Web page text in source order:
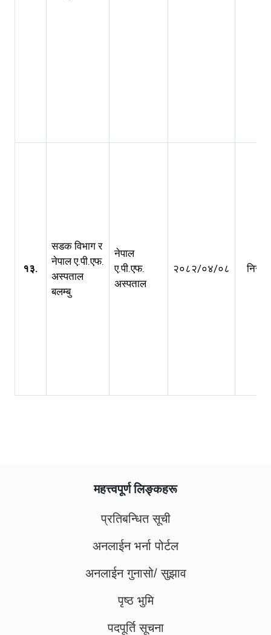
१३.
सडक विभाग र
नेपाल ए.पी.एफ.
अस्पताल
बलम्बु
नेपाल
ए.पी.एफ.
अस्पताल
२०८२/०४/०८
महत्त्वपूर्ण लिङ्कहरू
प्रतिबन्धित सूची
अनलाईन भर्ना पोर्टल
अनलाईन गुनासो/ सुझाव
पृष्ठ भुमि
पदपूर्ति सूचना